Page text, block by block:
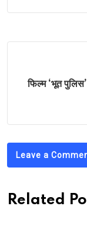
फिल्म ‘भूत
Leave a
Related